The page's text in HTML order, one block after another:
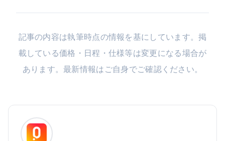
記事の内容は執筆時点の情報を基にしています。掲
載している価格・日程・仕様等は変更になる場合が
あります。最新情報はご自身でご確認ください。